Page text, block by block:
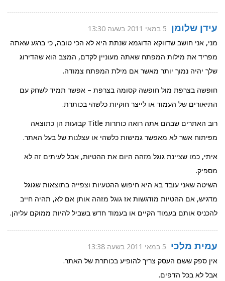
עידן שלומן 5 במאי 2011 בשעה 13:30
מני, אני חושב שדווקא הדוגמא שנתת היא לא הכי טובה, כי ברגע שאתה
מפריד את מילות המפתח שאתה מעוניין לקדם, המצב הוא שהדירוג
שלך יהיה נמוך יותר מאשר אם מילת המפתח צמודה.
חופשה בצרפת מול חופשה קסומה בצרפת – אפשר תמיד לשחק עם
התיאורים של העמוד או לייצר חוקיות כלשהי בכותרת.
רוב האתרים שבהם אתה רואה כותרות Title קבועות הן כתוצאה
מפיתוח אשר לא מאפשר גמישות כלשהי או עצלנות של בעל האתר.
איתי, כמו שציינת גוגל מזהה היום את ההטיות, אבל לעיתים זה לא
מספיק.
השיטה שאני עובד בא היא חיפוש ההטעיות וצפייה בתוצאות שגוגל
מדגיש, אם ההטיות מודגשות אז גוגל מזהה אותן אם לא, תהיה חייב
להכניס אותם בעמוד הקיים או בעמוד חדש בשביל להיות ממוקם עליהן.
עמית מלכי 5 במאי 2011 בשעה 13:38
אין ספק ששם העסק צריך להופיע בכותרת של האתר.
אבל לא בכל הדפים.